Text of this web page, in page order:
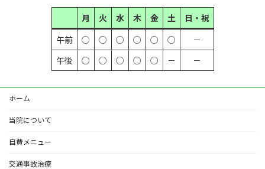
月 火 水 木 金 土 日・祝
午前 ○ ○ ○ ○ ○ ○ －
午後 ○ ○ ○ ○ ○ － －
ホーム
当院について
自費メニュー
交通事故治療